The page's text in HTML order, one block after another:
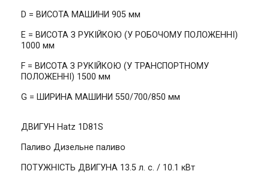
D = ВИСОТА МАШИНИ 905 мм
E = ВИСОТА З РУКІЙКОЮ (У РОБОЧОМУ ПОЛОЖЕННІ)
1000 мм
F = ВИСОТА З РУКІЙКОЮ (У ТРАНСПОРТНОМУ
ПОЛОЖЕННІ) 1500 мм
G = ШИРИНА МАШИНИ 550/700/850 мм
ДВИГУН Hatz 1D81S
Паливо Дизельне паливо
ПОТУЖНІСТЬ ДВИГУНА 13.5 л. с. / 10.1 кВт